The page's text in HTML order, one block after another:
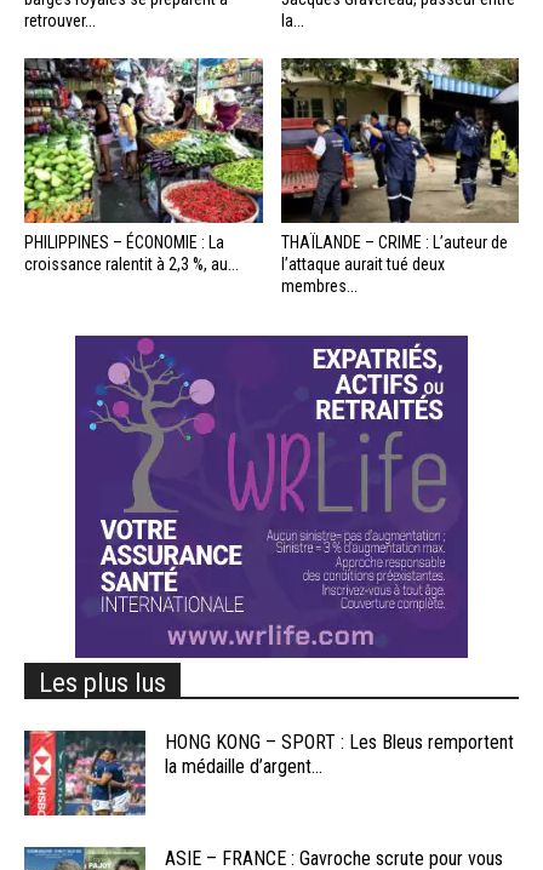
retrouver...
la...
PHILIPPINES – ÉCONOMIE : La
croissance ralentit à 2,3 %, au...
THAÏLANDE – CRIME : L’auteur de
l’attaque aurait tué deux
membres...
Les plus lus
HONG KONG – SPORT : Les Bleus remportent
la médaille d’argent...
ASIE – FRANCE : Gavroche scrute pour vous